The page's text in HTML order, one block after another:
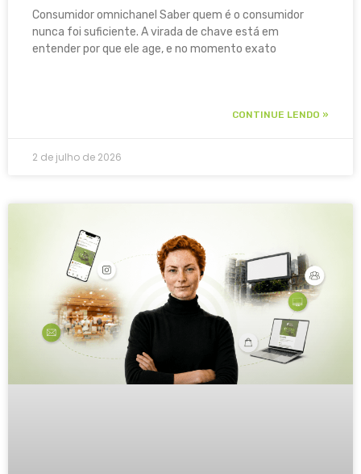
Consumidor omnichanel Saber quem é o consumidor
nunca foi suficiente. A virada de chave está em
entender por que ele age, e no momento exato
CONTINUE LENDO »
2 de julho de 2026